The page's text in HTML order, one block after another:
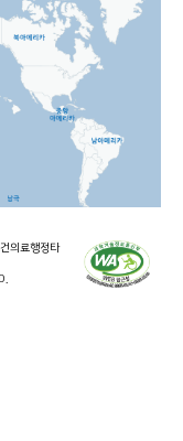
의료행정타